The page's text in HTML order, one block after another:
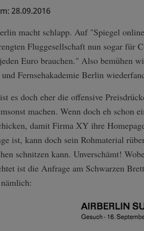
28.09.2016
macht schlapp. Auf "Spiegel
Fluggesellschaft nun sogar für
Euro brauchen." Also bemühen
Fernsehakademie Berlin
es doch eher die offensive
machen. Wenn doch eh schon
damit Firma XY ihre
ist, kann doch sein Rohmaterial
schnitzen kann. Unverschämt!
ist die Anfrage am Schwarzen